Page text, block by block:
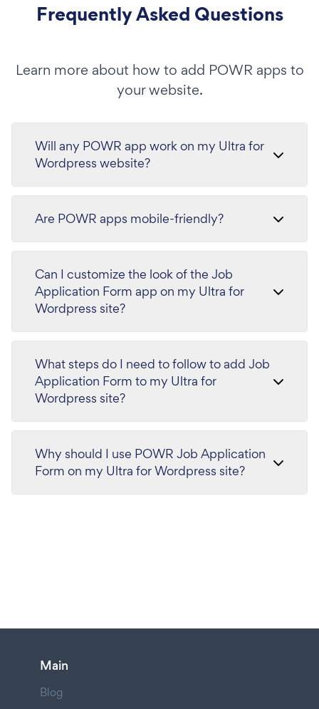
Frequently Asked Questions
Learn more about how to add POWR apps to
your website.
Will any POWR app work on my Ultra for
Wordpress website?
Are POWR apps mobile-friendly?
Can I customize the look of the Job
Application Form app on my Ultra for
Wordpress site?
What steps do I need to follow to add Job
Application Form to my Ultra for
Wordpress site?
Why should I use POWR Job Application
Form on my Ultra for Wordpress site?
Main
Blog